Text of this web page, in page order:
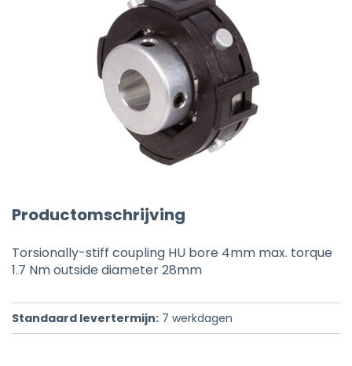
Productomschrijving
Torsionally-stiff coupling HU bore 4mm max. torque
1.7 Nm outside diameter 28mm
Standaard levertermijn: 7 werkdagen